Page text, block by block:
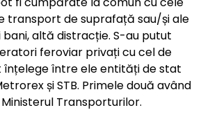
transport de suprafață sau/și ale
bani, altă distracție. S-au putut
feroviar privați cu cel de
înțelege între ele entități de stat
și STB. Primele două având
Transporturilor.